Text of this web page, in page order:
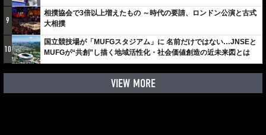
9
相撲協会で3倍以上増えたもの ～時代の要請、ロンドン公演と古式
大相撲
10
国立競技場が「MUFGスタジアム」に 名前だけではない…JNSEと
MUFGが“共創”し描く地域活性化・社会価値創造の近未来図とは
VIEW MORE